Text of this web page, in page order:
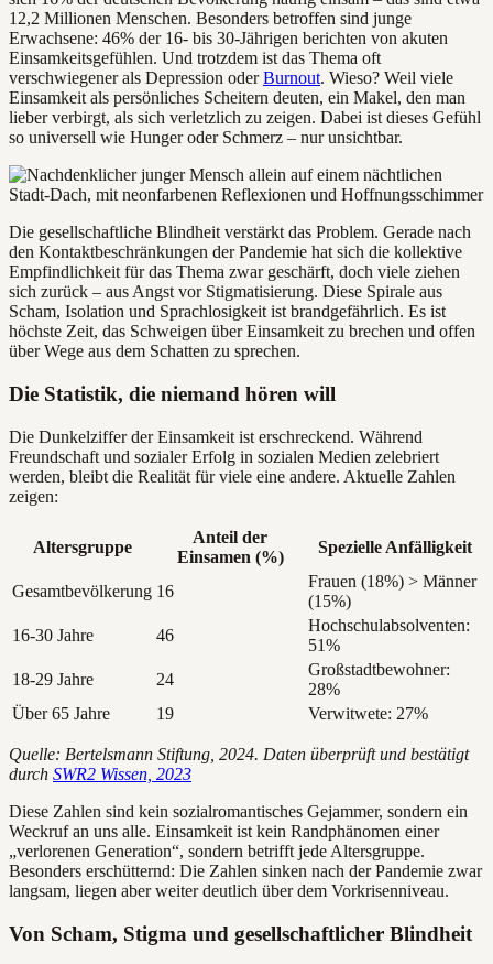
12,2 Millionen Menschen. Besonders betroffen sind junge
Erwachsene: 46% der 16- bis 30-Jährigen berichten von akuten
Einsamkeitsgefühlen. Und trotzdem ist das Thema oft
verschwiegener als Depression oderBurnout. Wieso? Weil viele
Einsamkeit als persönliches Scheitern deuten, ein Makel, den man
lieber verbirgt, als sich verletzlich zu zeigen. Dabei ist dieses Gefühl
so universell wie Hunger oder Schmerz – nur unsichtbar.
Die gesellschaftliche Blindheit verstärkt das Problem. Gerade nach
den Kontaktbeschränkungen der Pandemie hat sich die kollektive
Empfindlichkeit für das Thema zwar geschärft, doch viele ziehen
sich zurück – aus Angst vor Stigmatisierung. Diese Spirale aus
Scham, Isolation und Sprachlosigkeit ist brandgefährlich. Es ist
höchste Zeit, das Schweigen über Einsamkeit zu brechen und offen
über Wege aus dem Schatten zu sprechen.
Die Statistik, die niemand hören will
Die Dunkelziffer der Einsamkeit ist erschreckend. Während
Freundschaft und sozialer Erfolg in sozialen Medien zelebriert
werden, bleibt die Realität für viele eine andere. Aktuelle Zahlen
zeigen:
Altersgruppe
Anteil der
Einsamen (%)
Spezielle Anfälligkeit
Gesamtbevölkerung 16
Frauen (18%) > Männer
(15%)
16-30 Jahre
46
Hochschulabsolventen:
51%
18-29 Jahre
24
Großstadtbewohner:
28%
Über 65 Jahre
19 Verwitwete: 27%
Quelle: Bertelsmann Stiftung, 2024. Daten überprüft und bestätigt
durch SWR2 Wissen, 2023
Diese Zahlen sind kein sozialromantisches Gejammer, sondern ein
Weckruf an uns alle. Einsamkeit ist kein Randphänomen einer
„verlorenen Generation“, sondern betrifft jede Altersgruppe.
Besonders erschütternd: Die Zahlen sinken nach der Pandemie zwar
langsam, liegen aber weiter deutlich über dem Vorkrisenniveau.
Von Scham, Stigma und gesellschaftlicher Blindheit